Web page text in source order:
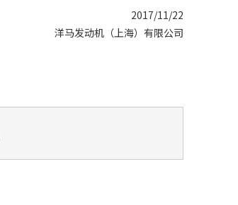
2017/11/22
洋马发动机（上海）有限公司